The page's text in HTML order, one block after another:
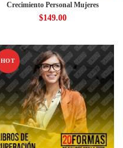
Crecimiento Personal Mujeres
$149.00
HOT